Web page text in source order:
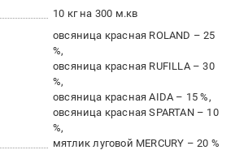
10 кг на 300 м.кв
овсяница красная ROLAND – 25
%
овсяница красная RUFILLA – 30
%
овсяница красная AIDA – 15 %
овсяница красная SPARTAN – 10
%
мятлик луговой MERCURY – 20 %